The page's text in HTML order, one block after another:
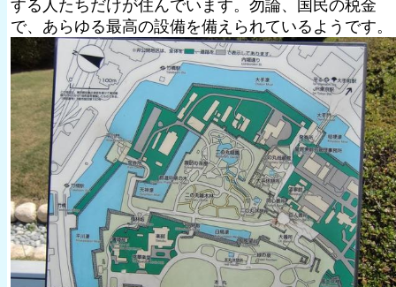
する人たちだけが住んでいます。勿論、国民の税金
で、あらゆる最高の設備を備えられているようです。